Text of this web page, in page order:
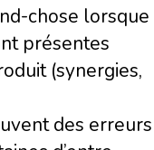
chose lorsque
présentes
(synergies,
des erreurs